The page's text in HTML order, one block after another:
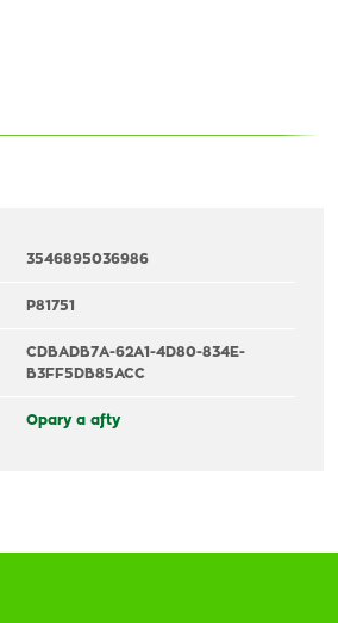
3546895036986
P81751
CDBADB7A-62A1-4D80-834E-
B3FF5DB85ACC
Opary a afty